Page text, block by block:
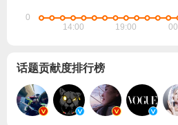
话题贡献度排行榜